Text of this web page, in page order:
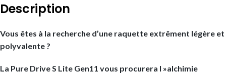
Description
Vous êtes à la recherche d’une raquette extrêment légère et
polyvalente ?
La Pure Drive S Lite Gen11 vous procurera l »alchimie